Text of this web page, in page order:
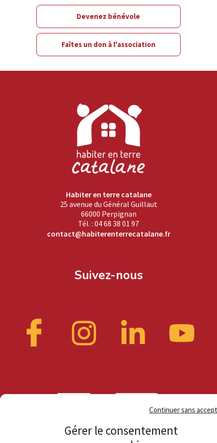
Gérer le consentement
Continuer sans
Devenez bénévole
Faîtes un don à l'association
Habiter en terre catalane
25 avenue du Général Guillaut
66000 Perpignan
Tél. : 04 68 38 01 97
contact@habiterenterrecatalane.fr
Suivez-nous